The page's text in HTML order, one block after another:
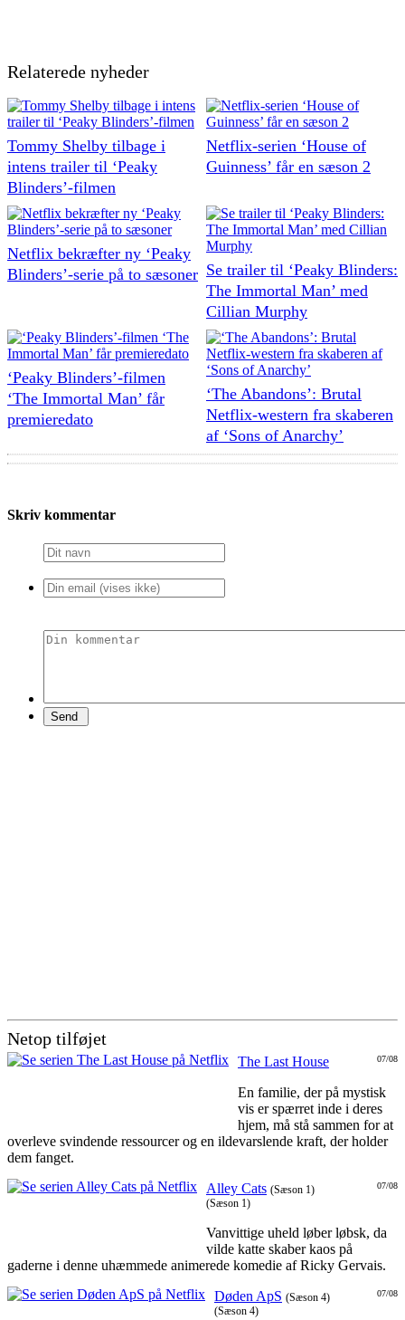
Relaterede nyheder
Tommy Shelby tilbage i
intens trailer til ‘Peaky
Blinders’-filmen
Netflix-serien ‘House of
Guinness’ får en sæson 2
Netflix bekræfter ny ‘Peaky
Blinders’-serie på to sæsoner Se trailer til ‘Peaky Blinders:
The Immortal Man’ med
Cillian Murphy
‘Peaky Blinders’-filmen
‘The Immortal Man’ får
premieredato
‘The Abandons’: Brutal
Netflix-western fra skaberen
af ‘Sons of Anarchy’
Skriv kommentar
Netop tilføjet
07/08
The Last House
En familie, der på mystisk
vis er spærret inde i deres
hjem, må stå sammen for at
overleve svindende ressourcer og en ildevarslende kraft, der holder
dem fanget.
07/08
Alley Cats (Sæson 1)
(Sæson 1)
Vanvittige uheld løber løbsk, da
vilde katte skaber kaos på
gaderne i denne uhæmmede animerede komedie af Ricky Gervais.
07/08
Døden ApS (Sæson 4)
(Sæson 4)